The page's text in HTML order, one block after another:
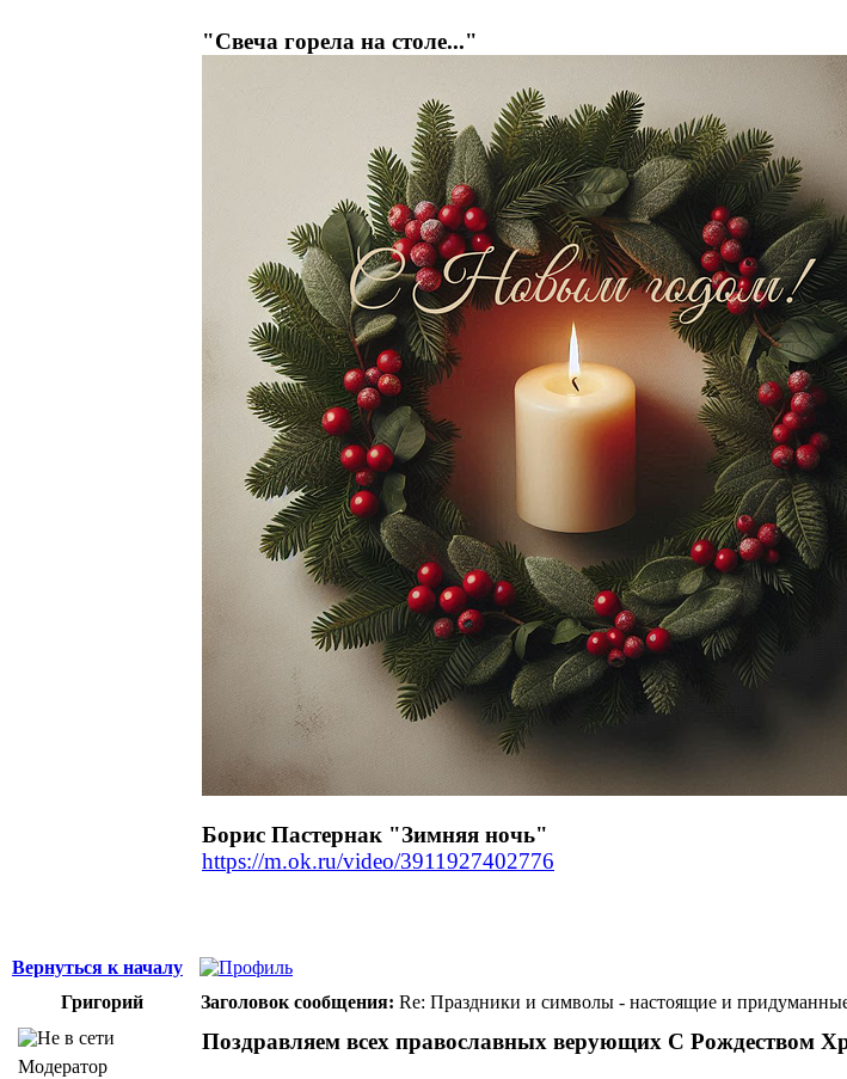
"Свеча горела на столе..."
Борис Пастернак "Зимняя ночь"
https://m.ok.ru/video/3911927402776
Вернуться к началу
Григорий
Заголовок сообщения: Re: Праздники и символы - настоящие и
Модератор
Поздравляем всех православных верующих С Рождеством